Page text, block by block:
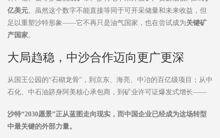
亿美元。虽然这个数字不能直接等同于可开采储量和未来收益，但
足以重塑沙特形象——它不再只是油气国家，也在尝试成为关键矿
产国家。
大局趋稳，中沙合作迈向更广更深
从国王公园的“石砌龙骨”，到京东、海亮、中冶的百亿级项目；从中
石化、中石油跻身阿美核心承包商，到矿业许可证爆发式增长——
沙特“2030愿景”正从蓝图走向现实，而中国企业已经成为这场转型
中最关键的外部力量。